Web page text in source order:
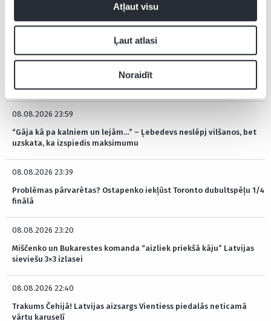
Atļaut visu
Ļaut atlasi
Noraidīt
JAUNĀKĀS ZIŅAS
Šodien 07:14
Vai grupu turnīru izdosies noslēgt bez zaudējumiem? Latvijai
08.08.2026 23:59
“Gāja kā pa kalniem un lejām…” – Ļebedevs neslēpj vilšanos, bet
uzskata, ka izspiedis maksimumu
08.08.2026 23:39
Problēmas pārvarētas? Ostapenko iekļūst Toronto dubultspēļu 1/4
finālā
08.08.2026 23:20
Miščenko un Bukarestes komanda “aizliek priekšā kāju” Latvijas
sieviešu 3×3 izlasei
08.08.2026 22:40
Trakums Čehijā! Latvijas aizsargs Vientiess piedalās neticamā
vārtu karuselī